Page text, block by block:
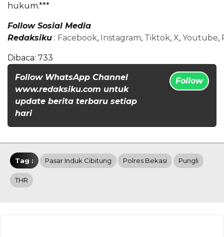
hukum.***
Follow Sosial Media
Redaksiku : Facebook, Instagram, Tiktok, X, Youtube,
Dibaca: 733
Follow WhatsApp Channel
www.redaksiku.com untuk
update berita terbaru setiap
hari
Follow
Tag : Pasar Induk Cibitung Polres Bekasi Pungli
THR